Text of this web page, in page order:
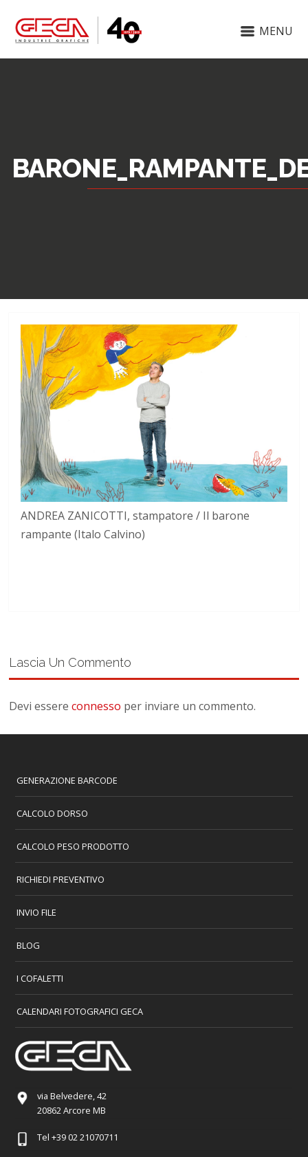
MENU
ANDREA ZANICOTTI, stampatore / Il barone
rampante (Italo Calvino)
Lascia Un Commento
Devi essereconnesso per inviare un commento.
GENERAZIONE BARCODE
CALCOLO DORSO
CALCOLO PESO PRODOTTO
RICHIEDI PREVENTIVO
INVIO FILE
BLOG
I COFALETTI
CALENDARI FOTOGRAFICI GECA
via Belvedere, 42
20862 Arcore MB
Tel +39 02 21070711